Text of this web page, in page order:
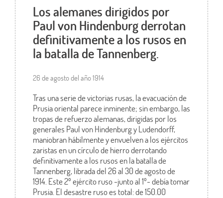
Los alemanes dirigidos por
Paul von Hindenburg derrotan
definitivamente a los rusos en
la batalla de Tannenberg.
26 de agosto del año 1914
Tras una serie de victorias rusas, la evacuación de
Prusia oriental parece inminente; sin embargo, las
tropas de refuerzo alemanas, dirigidas por los
generales Paul von Hindenburg y Ludendorff,
maniobran hábilmente y envuelven a los ejércitos
zaristas en un círculo de hierro derrotando
definitivamente a los rusos en la batalla de
Tannenberg, librada del 26 al 30 de agosto de
1914. Este 2º ejército ruso -junto al 1º- debía tomar
Prusia. El desastre ruso es total: de 150.00